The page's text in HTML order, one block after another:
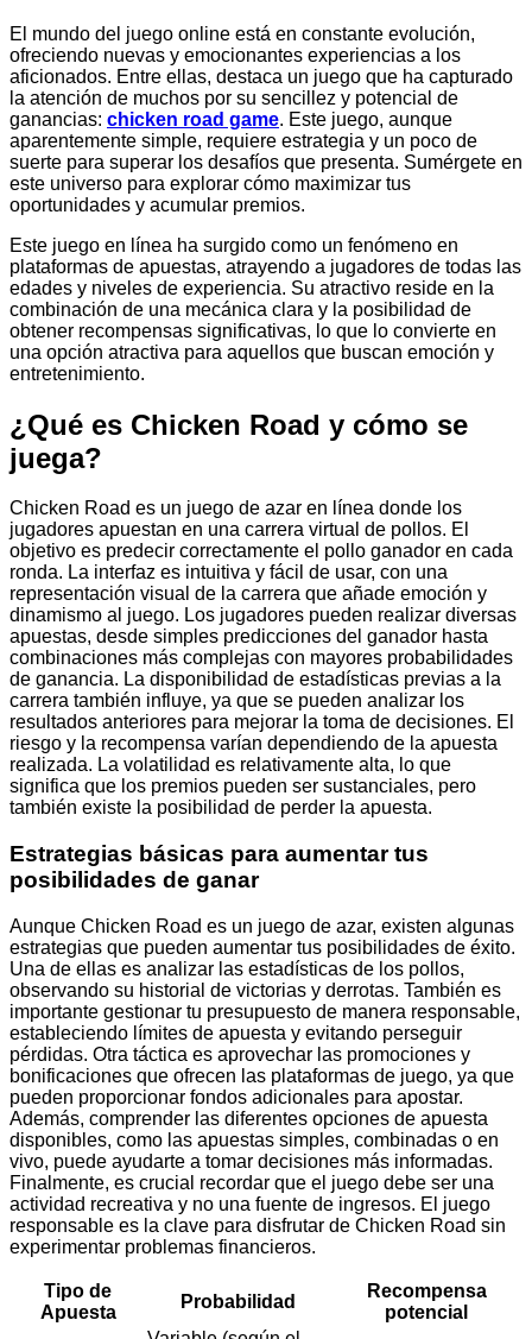
El mundo del juego online está en constante evolución,
ofreciendo nuevas y emocionantes experiencias a los
aficionados. Entre ellas, destaca un juego que ha capturado
la atención de muchos por su sencillez y potencial de
ganancias: chicken road game. Este juego, aunque
aparentemente simple, requiere estrategia y un poco de
suerte para superar los desafíos que presenta. Sumérgete en
este universo para explorar cómo maximizar tus
oportunidades y acumular premios.
Este juego en línea ha surgido como un fenómeno en
plataformas de apuestas, atrayendo a jugadores de todas las
edades y niveles de experiencia. Su atractivo reside en la
combinación de una mecánica clara y la posibilidad de
obtener recompensas significativas, lo que lo convierte en
una opción atractiva para aquellos que buscan emoción y
entretenimiento.
¿Qué es Chicken Road y cómo se
juega?
Chicken Road es un juego de azar en línea donde los
jugadores apuestan en una carrera virtual de pollos. El
objetivo es predecir correctamente el pollo ganador en cada
ronda. La interfaz es intuitiva y fácil de usar, con una
representación visual de la carrera que añade emoción y
dinamismo al juego. Los jugadores pueden realizar diversas
apuestas, desde simples predicciones del ganador hasta
combinaciones más complejas con mayores probabilidades
de ganancia. La disponibilidad de estadísticas previas a la
carrera también influye, ya que se pueden analizar los
resultados anteriores para mejorar la toma de decisiones. El
riesgo y la recompensa varían dependiendo de la apuesta
realizada. La volatilidad es relativamente alta, lo que
significa que los premios pueden ser sustanciales, pero
también existe la posibilidad de perder la apuesta.
Estrategias básicas para aumentar tus
posibilidades de ganar
Aunque Chicken Road es un juego de azar, existen algunas
estrategias que pueden aumentar tus posibilidades de éxito.
Una de ellas es analizar las estadísticas de los pollos,
observando su historial de victorias y derrotas. También es
importante gestionar tu presupuesto de manera responsable,
estableciendo límites de apuesta y evitando perseguir
pérdidas. Otra táctica es aprovechar las promociones y
bonificaciones que ofrecen las plataformas de juego, ya que
pueden proporcionar fondos adicionales para apostar.
Además, comprender las diferentes opciones de apuesta
disponibles, como las apuestas simples, combinadas o en
vivo, puede ayudarte a tomar decisiones más informadas.
Finalmente, es crucial recordar que el juego debe ser una
actividad recreativa y no una fuente de ingresos. El juego
responsable es la clave para disfrutar de Chicken Road sin
experimentar problemas financieros.
Tipo de
Apuesta
Probabilidad
Recompensa
potencial